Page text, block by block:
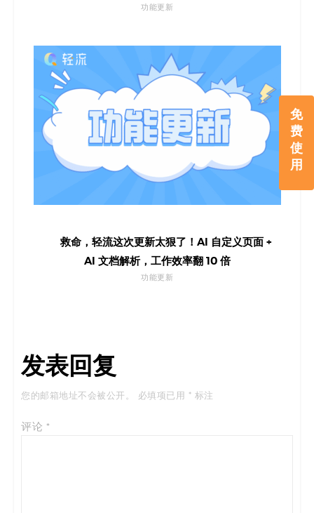
免
费
使
用
功能更新
救命，轻流这次更新太狠了！AI 自定义页面 +
AI 文档解析，工作效率翻 10 倍
功能更新
发表回复
您的邮箱地址不会被公开。 必填项已用 * 标注
评论 *